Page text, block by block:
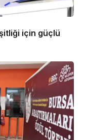
için güçlü